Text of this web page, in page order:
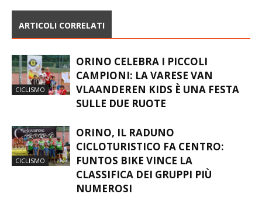
ARTICOLI CORRELATI
CICLISMO
ORINO CELEBRA I PICCOLI
CAMPIONI: LA VARESE VAN
VLAANDEREN KIDS È UNA FESTA
SULLE DUE RUOTE
CICLISMO
ORINO, IL RADUNO
CICLOTURISTICO FA CENTRO:
FUNTOS BIKE VINCE LA
CLASSIFICA DEI GRUPPI PIÙ
NUMEROSI